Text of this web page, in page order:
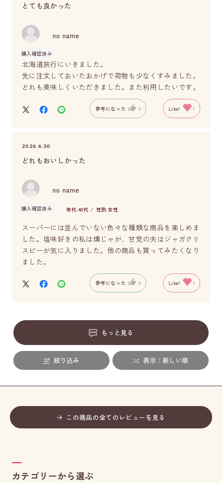
とても良かった
no name
購入確認済み
北海道旅行にいきました。
先に注文しておいたおかげで荷物も少なくすみました。
どれも美味しくいただきました。また利用したいです。
参考になった 0 Like! 1
2026.6.30
どれもおいしかった
no name
購入確認済み 年代:40代 性別:女性
スーパーには並んでいない色々な種類な商品を楽しめま
した。塩味好きの私は燻じゃが、甘党の夫はジャガクリ
スピーが気に入りました。他の商品も買ってみたくなり
ました。
参考になった 0 Like! 1
もっと見る
絞り込み 表示：新しい順
この商品の全てのレビューを見る
カテゴリーから選ぶ